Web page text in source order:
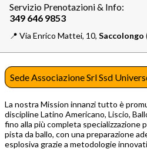
Servizio Prenotazioni & Info:
📍️ Via Enrico Mattei, 10, Saccolongo
Sede Associazione Srl Ssd
La nostra Mission innanzi tutto è
discipline Latino Americano, Liscio,
fino alla più completa specializzazione
pista da ballo, con una preparazione
esplosiva grazie a metodologie